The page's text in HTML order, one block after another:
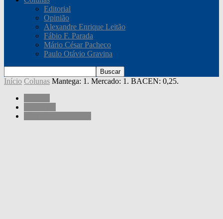
Editorial
Opinião
Alexandre Enrique Leitão
Fábio F. Parada
Mário César Pacheco
Paulo Otávio Gravina
Início Colunas Mantega: 1. Mercado: 1. BACEN: 0,25.